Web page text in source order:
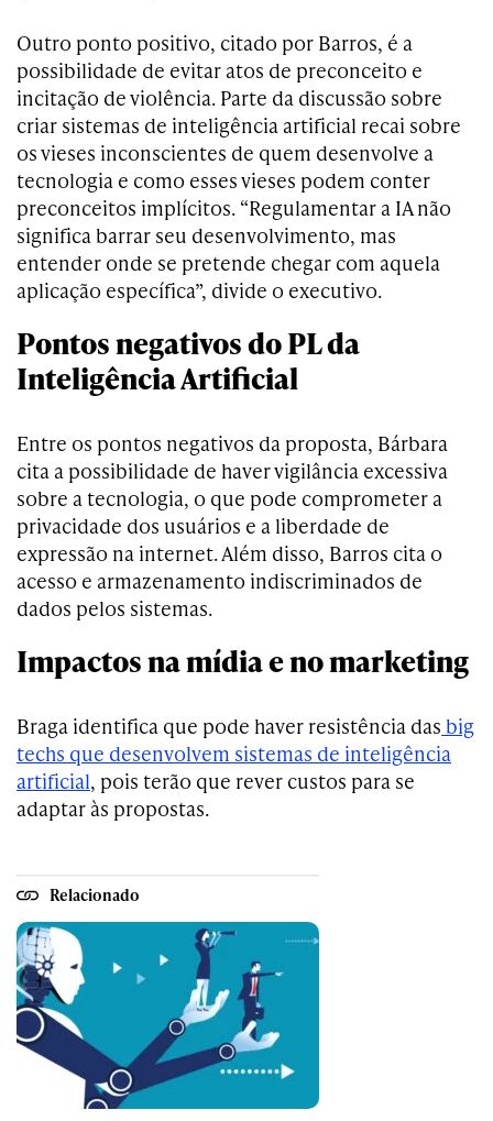
Outro ponto positivo, citado por Barros, é a
possibilidade de evitar atos de preconceito e
incitação de violência. Parte da discussão sobre
criar sistemas de inteligência artificial recai sobre
os vieses inconscientes de quem desenvolve a
tecnologia e como esses vieses podem conter
preconceitos implícitos. “Regulamentar a IA não
significa barrar seu desenvolvimento, mas
entender onde se pretende chegar com aquela
aplicação específica”, divide o executivo.
Pontos negativos do PL da
Inteligência Artificial
Entre os pontos negativos da proposta, Bárbara
cita a possibilidade de haver vigilância excessiva
sobre a tecnologia, o que pode comprometer a
privacidade dos usuários e a liberdade de
expressão na internet. Além disso, Barros cita o
acesso e armazenamento indiscriminados de
dados pelos sistemas.
Impactos na mídia e no marketing
Braga identifica que pode haver resistência das big
techs que desenvolvem sistemas de inteligência
artificial, pois terão que rever custos para se
adaptar às propostas.
Relacionado